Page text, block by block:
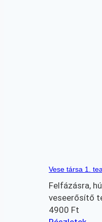
Vese társa 1.
Felfázásra,
veseerősítő
4900 Ft